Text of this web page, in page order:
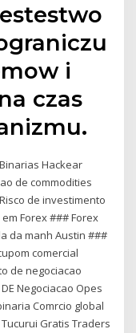
i
czas
Hackear
de commodities
de investimento
Forex ### Forex
da manh Austin ###
comercial
de negociacao
Negociacao Opes
Comrcio global
Gratis Traders